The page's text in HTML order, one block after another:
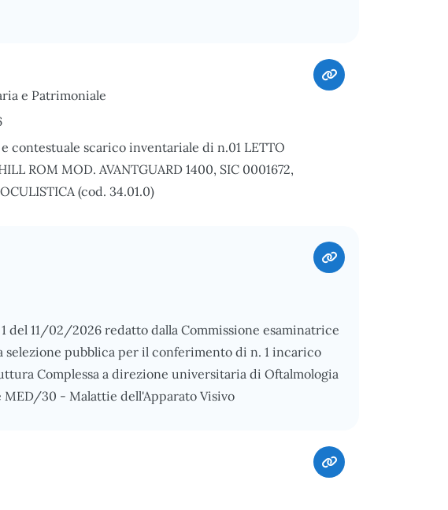
e Patrimoniale
contestuale scarico inventariale di n.01 LETTO
ROM MOD. AVANTGUARD 1400, SIC 0001672,
(cod. 34.01.0)
del 11/02/2026 redatto dalla Commissione esaminatrice
selezione pubblica per il conferimento di n. 1 incarico
Complessa a direzione universitaria di Oftalmologia
30 - Malattie dell'Apparato Visivo